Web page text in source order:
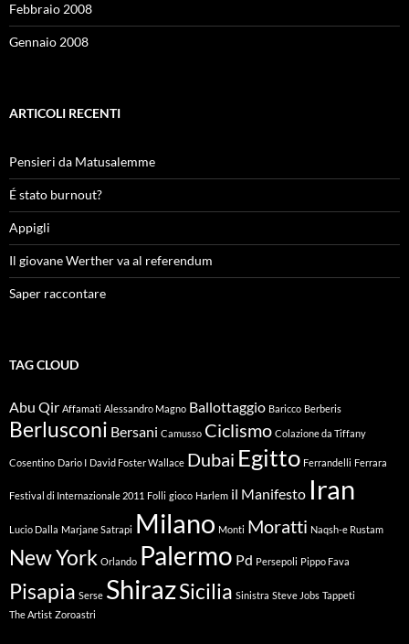
Febbraio 2008
Gennaio 2008
ARTICOLI RECENTI
Pensieri da Matusalemme
É stato burnout?
Appigli
Il giovane Werther va al referendum
Saper raccontare
TAG CLOUD
Abu Qir Affamati Alessandro Magno Ballottaggio Baricco Berberis
Berlusconi Bersani Camusso Ciclismo Colazione da Tiffany
Cosentino Dario I David Foster Wallace Dubai Egitto Ferrandelli Ferrara
Festival di Internazionale 2011 Folli gioco Harlem il Manifesto Iran
Lucio Dalla Marjane Satrapi Milano Monti Moratti Naqsh-e Rustam
New York Orlando Palermo Pd Persepoli Pippo Fava
Pisapia Serse ShirazSicilia Sinistra Steve Jobs Tappeti
The Artist Zoroastri